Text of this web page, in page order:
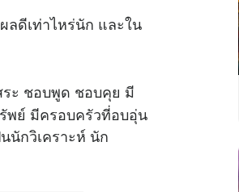
ลดีเท่าไหร่นัก และใน
ะ ชอบพูด ชอบคุย มี
พย์ มีครอบครัวที่อบอุ่น
นักวิเคราะห์ นัก